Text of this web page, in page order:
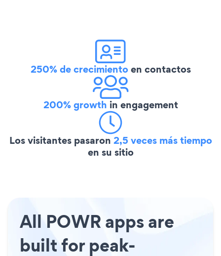
250% de crecimientoen contactos
200% growth in engagement
Los visitantes pasaron 2,5 veces más tiempo
en su sitio
All POWR apps are
built for peak-